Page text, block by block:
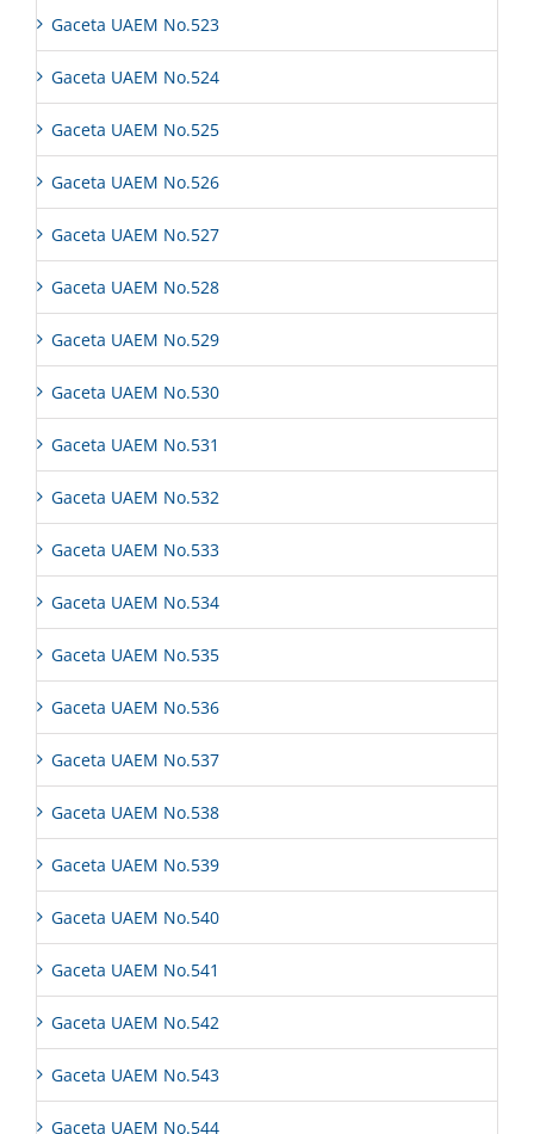
Gaceta UAEM No.523
Gaceta UAEM No.524
Gaceta UAEM No.525
Gaceta UAEM No.526
Gaceta UAEM No.527
Gaceta UAEM No.528
Gaceta UAEM No.529
Gaceta UAEM No.530
Gaceta UAEM No.531
Gaceta UAEM No.532
Gaceta UAEM No.533
Gaceta UAEM No.534
Gaceta UAEM No.535
Gaceta UAEM No.536
Gaceta UAEM No.537
Gaceta UAEM No.538
Gaceta UAEM No.539
Gaceta UAEM No.540
Gaceta UAEM No.541
Gaceta UAEM No.542
Gaceta UAEM No.543
Gaceta UAEM No.544